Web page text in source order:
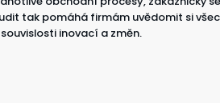
tak pomáhá firmám uvědomit si
inovací a změn.